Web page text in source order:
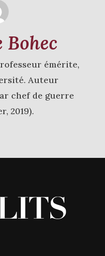
Bohec
émérite,
Auteur
chef de guerre
2019).